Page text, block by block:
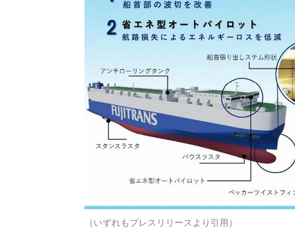
（いずれもプレスリリースより引用）